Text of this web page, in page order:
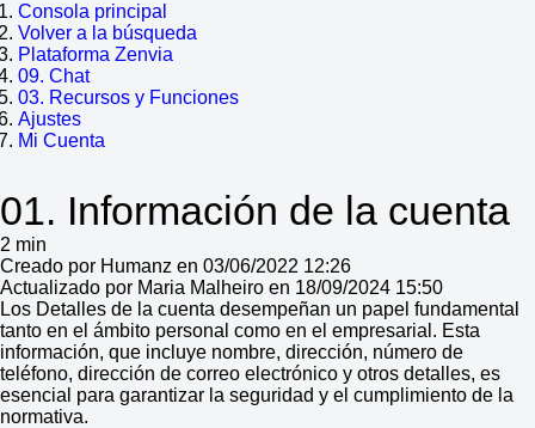
Consola principal
Volver a la búsqueda
Plataforma Zenvia
09. Chat
03. Recursos y Funciones
Ajustes
Mi Cuenta
01. Información de la cuenta
2 min
Creado por Humanz en 03/06/2022 12:26
Actualizado por Maria Malheiro en 18/09/2024 15:50
Los Detalles de la cuenta desempeñan un papel fundamental
tanto en el ámbito personal como en el empresarial. Esta
información, que incluye nombre, dirección, número de
teléfono, dirección de correo electrónico y otros detalles, es
esencial para garantizar la seguridad y el cumplimiento de la
normativa.